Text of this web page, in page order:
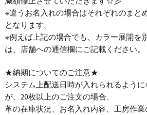
※違うお名入れの場合はそれぞれのまと
となります。
※例えば上記の場合でも、カラー展開を
は、店舗への通信欄にご記載ください。
★納期についてのご注意★
システム上配送日時が入れられるよう
が、20枚以上のご注文の場合、
革の在庫状況、お名入れ内容、工房作